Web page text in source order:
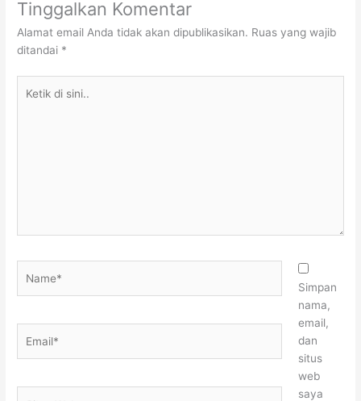
Tinggalkan Komentar
Alamat email Anda tidak akan dipublikasikan. Ruas yang wajib
ditandai *
Simpan
nama,
email,
dan
situs
web
saya